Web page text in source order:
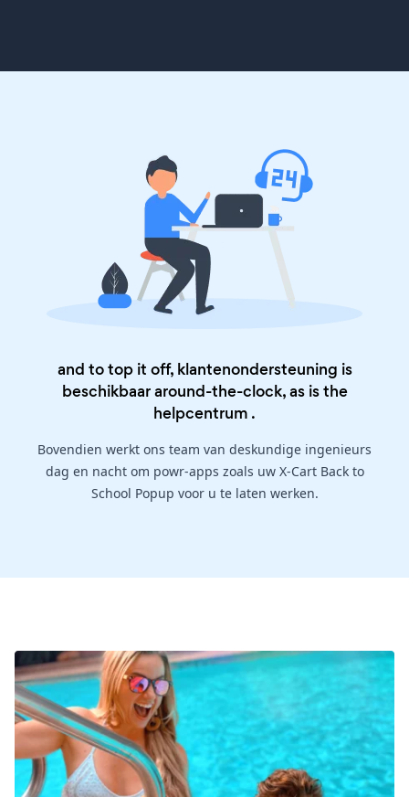
and to top it off, klantenondersteuning is
beschikbaar around-the-clock, as is the
helpcentrum .
Bovendien werkt ons team van deskundige ingenieurs
dag en nacht om powr-apps zoals uw X-Cart Back to
School Popup voor u te laten werken.